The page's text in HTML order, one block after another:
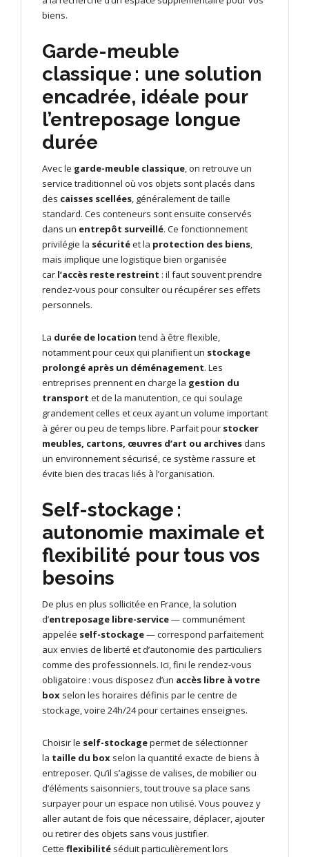
biens.
Garde-meuble
classique : une solution
encadrée, idéale pour
l’entreposage longue
durée
Avec le garde-meuble classique, on retrouve un
service traditionnel où vos objets sont placés dans
des caisses scellées, généralement de taille
standard. Ces conteneurs sont ensuite conservés
dans un entrepôt surveillé. Ce fonctionnement
privilégie la sécuritéet la protection des biens,
mais implique une logistique bien organisée
car l’accès reste restreint : il faut souvent prendre
rendez-vous pour consulter ou récupérer ses effets
personnels.
La durée de location tend à être flexible,
notamment pour ceux qui planifient un stockage
prolongé après un déménagement. Les
entreprises prennent en charge la gestion du
transport et de la manutention, ce qui soulage
grandement celles et ceux ayant un volume important
à gérer ou peu de temps libre. Parfait pour stocker
meubles, cartons, œuvres d’art ou archivesdans
un environnement sécurisé, ce système rassure et
évite bien des tracas liés à l’organisation.
Self-stockage :
autonomie maximale et
flexibilité pour tous vos
besoins
De plus en plus sollicitée en France, la solution
d’entreposage libre-service— communément
appelée self-stockage— correspond parfaitement
aux envies de liberté et d’autonomie des particuliers
comme des professionnels. Ici, fini le rendez-vous
obligatoire : vous disposez d’un accès libre à votre
box selon les horaires définis par le centre de
stockage, voire 24h/24 pour certaines enseignes.
Choisir le self-stockagepermet de sélectionner
la taille du box selon la quantité exacte de biens à
entreposer. Qu’il s’agisse de valises, de mobilier ou
d’éléments saisonniers, tout trouve sa place sans
surpayer pour un espace non utilisé. Vous pouvez y
aller autant de fois que nécessaire, déplacer, ajouter
ou retirer des objets sans vous justifier.
Cette flexibilité séduit particulièrement lors